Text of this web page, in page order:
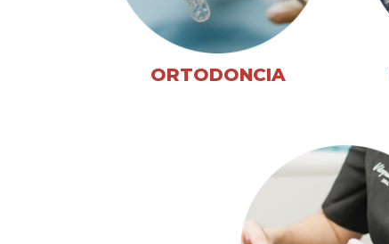
ORTODONCIA